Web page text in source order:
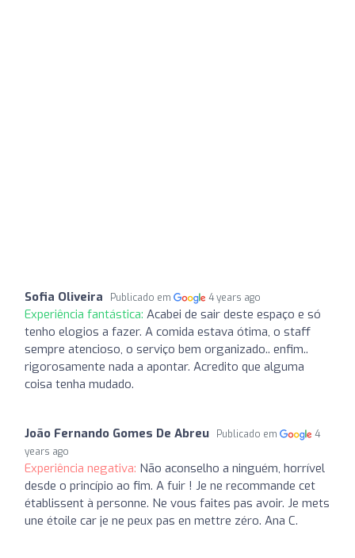
Sofia Oliveira Publicado em 4 years ago
Experiência fantástica: Acabei de sair deste espaço e só
tenho elogios a fazer. A comida estava ótima, o staff
sempre atencioso, o serviço bem organizado.. enfim..
rigorosamente nada a apontar. Acredito que alguma
coisa tenha mudado.
João Fernando Gomes De Abreu Publicado em
4
years ago
Experiência negativa: Não aconselho a ninguém, horrível
desde o princípio ao fim. A fuir ! Je ne recommande cet
établissent à personne. Ne vous faites pas avoir. Je mets
une étoile car je ne peux pas en mettre zéro. Ana C.